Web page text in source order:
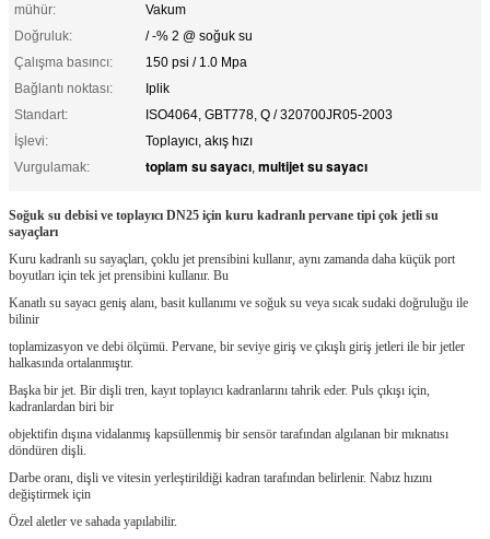
mühür:
Vakum
Doğruluk:
/ -% 2 @ soğuk su
Çalışma basıncı:
150 psi / 1.0 Mpa
Bağlantı noktası:
Iplik
Standart:
ISO4064, GBT778, Q / 320700JR05-2003
İşlevi:
Toplayıcı, akış hızı
Vurgulamak:
toplam su sayacı, multijet su sayacı
Soğuk su debisi ve toplayıcı DN25 için kuru kadranlı pervane tipi çok jetli su
sayaçları
Kuru kadranlı su sayaçları, çoklu jet prensibini kullanır, aynı zamanda daha küçük port
boyutları için tek jet prensibini kullanır. Bu
Kanatlı su sayacı geniş alanı, basit kullanımı ve soğuk su veya sıcak sudaki doğruluğu ile
bilinir
toplamizasyon ve debi ölçümü. Pervane, bir seviye giriş ve çıkışlı giriş jetleri ile bir jetler
halkasında ortalanmıştır.
Başka bir jet. Bir dişli tren, kayıt toplayıcı kadranlarını tahrik eder. Puls çıkışı için,
kadranlardan biri bir
objektifin dışına vidalanmış kapsüllenmiş bir sensör tarafından algılanan bir mıknatısı
döndüren dişli.
Darbe oranı, dişli ve vitesin yerleştirildiği kadran tarafından belirlenir. Nabız hızını
değiştirmek için
Özel aletler ve sahada yapılabilir.